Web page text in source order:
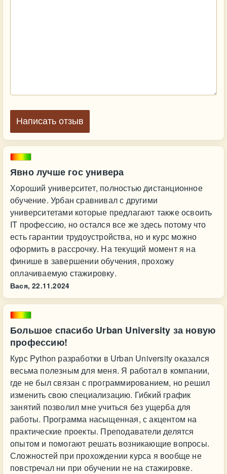
Явно лучше гос универа
Хороший университет, полностью дистанционное
обучение. Урбан сравнивал с другими
университетами которые предлагают также освоить
IT профессию, но остался все же здесь потому что
есть гарантии трудоустройства, но и курс можно
оформить в рассрочку. На текущий момент я на
финише в завершении обучения, прохожу
оплачиваемую стажировку.
Вася, 22.11.2024
Большое спасибо Urban University за новую
профессию!
Курс Python разработки в Urban University оказался
весьма полезным для меня. Я работал в компании,
где не был связан с программированием, но решил
изменить свою специализацию. Гибкий график
занятий позволил мне учиться без ущерба для
работы. Программа насыщенная, с акцентом на
практические проекты. Преподаватели делятся
опытом и помогают решать возникающие вопросы.
Сложностей при прохождении курса я вообще не
повстречал ни при обучении не на стажировке.
Написать отзыв